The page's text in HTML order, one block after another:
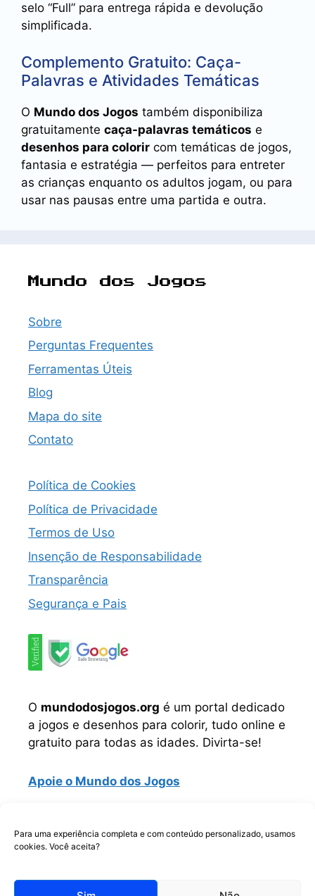
Para uma experiência completa e com conteúdo personalizado, usamos
cookies. Você aceita?
selo “Full” para entrega rápida e devolução
simplificada.
Complemento Gratuito: Caça-
Palavras e Atividades Temáticas
O Mundo dos Jogos também disponibiliza
gratuitamente caça-palavras temáticos e
desenhos para colorir com temáticas de jogos,
fantasia e estratégia — perfeitos para entreter
as crianças enquanto os adultos jogam, ou para
usar nas pausas entre uma partida e outra.
Mundo dos Jogos
Sobre
Perguntas Frequentes
Ferramentas Úteis
Blog
Mapa do site
Contato
Política de Cookies
Política de Privacidade
Termos de Uso
Insenção de Responsabilidade
Transparência
Segurança e Pais
O mundodosjogos.org é um portal dedicado
a jogos e desenhos para colorir, tudo online e
gratuito para todas as idades. Divirta-se!
Apoie o Mundo dos Jogos
Telegram WhatsApp
Copyrigth © Todos os direitos reservados.